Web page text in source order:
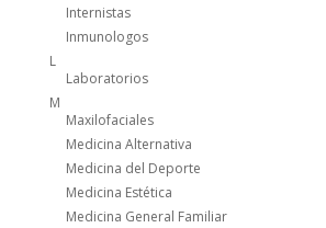
Internistas
Inmunologos
L
Laboratorios
M
Maxilofaciales
Medicina Alternativa
Medicina del Deporte
Medicina Estética
Medicina General Familiar